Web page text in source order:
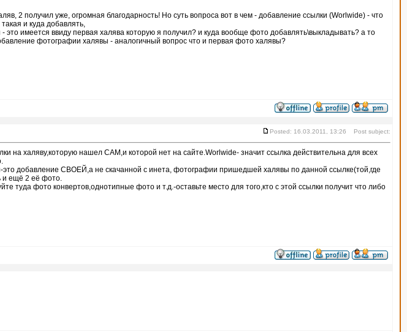
2 получил уже, огромная благодарность! Но суть вопроса вот в чем - добавление ссылки (Worlwide) - что
и куда добавлять,
имеется ввиду первая халява которую я получил? и куда вообще фото добавлять\выкладывать? а то
фотографии халявы - аналогичный вопрос что и первая фото халявы?
Posted: 16.03.2011, 13:26 Post subject:
на халяву,которую нашел САМ,и которой нет на сайте.Worlwide- значит ссылка действительна для всех
добавление СВОЕЙ,а не скачанной с инета, фотографии пришедшей халявы по данной ссылке(той,где
и ещё 2 её фото.
туда фото конвертов,однотипные фото и т.д.-оставьте место для того,кто с этой ссылки получит что либо